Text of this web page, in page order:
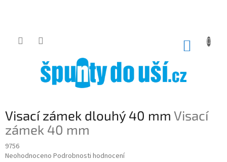
Visací zámek dlouhý 40 mm Visací
zámek 40 mm
9756
Průměrné
Neohodnoceno Podrobnosti hodnocení